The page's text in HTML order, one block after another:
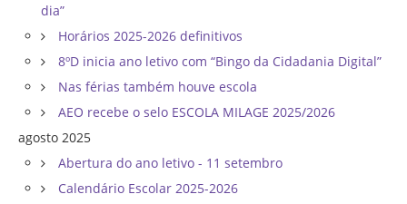
dia”
Horários 2025-2026 definitivos
8ºD inicia ano letivo com “Bingo da Cidadania Digital”
Nas férias também houve escola
AEO recebe o selo ESCOLA MILAGE 2025/2026
agosto 2025
Abertura do ano letivo - 11 setembro
Calendário Escolar 2025-2026